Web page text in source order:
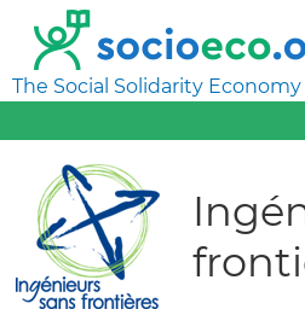
The Social Solidarity